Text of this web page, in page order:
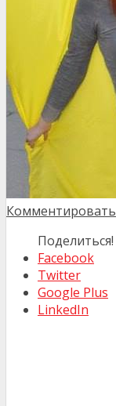
Комментировать
Поделиться!
Facebook
Twitter
Google Plus
LinkedIn